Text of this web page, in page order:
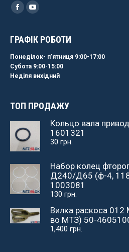
Найдите нас:
Facebook
YouTube
ГРАФІК РОБОТИ
Понеділок- пʼятниця 9:00-17:00
Субота 9:00-15:00
Неділя вихідний
ТОП ПРОДАЖУ
Кольцо вала
1601321
30 грн.
Набор колец
Д240/Д65 (ф-4,
1003081
130 грн.
Вилка раскоса 012
во МТЗ) 50-
1,400 грн.